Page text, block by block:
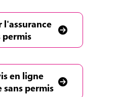
l'assurance
permis
en ligne
permis